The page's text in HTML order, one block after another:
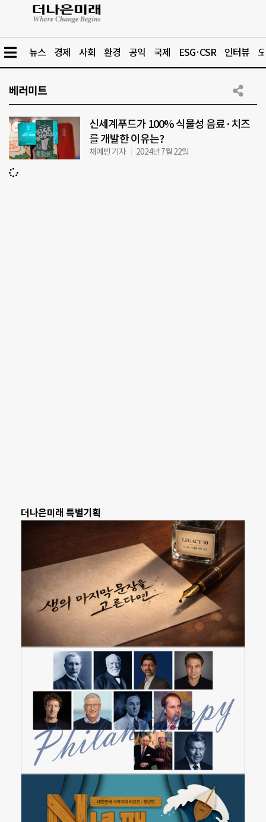
뉴스 경제 사회 환경 공익 국제 ESG·CSR 인터뷰
베러미트
신세계푸드가 100% 식물성 음료·치즈
를 개발한 이유는?
채예빈 기자 2024년 7월 22일
더나은미래 특별기획